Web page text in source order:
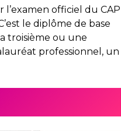
l’examen officiel du CAP
le diplôme de base
troisième ou une
professionnel, un